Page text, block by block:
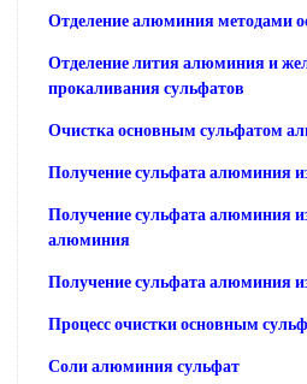
Отделение алюминия методами
Отделение лития алюминия и
прокаливания сульфатов
Очистка основным сульфатом
Получение сульфата алюминия
Получение сульфата алюминия
алюминия
Получение сульфата алюминия
Процесс очистки основным
Соли алюминия сульфат